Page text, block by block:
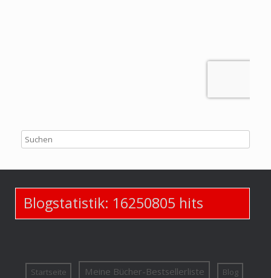
Blogstatistik: 16250805 hits
Startseite Meine Bücher-Bestsellerliste Blog